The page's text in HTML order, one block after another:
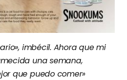
imbécil. Ahora que mi
una semana,
que puedo comer»